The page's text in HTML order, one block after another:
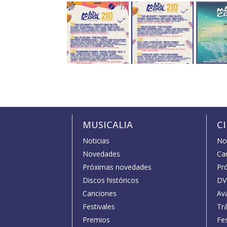
MUSICALIA
Noticias
Novedades
Próximas novedades
Discos históricos
Canciones
Festivales
Premios